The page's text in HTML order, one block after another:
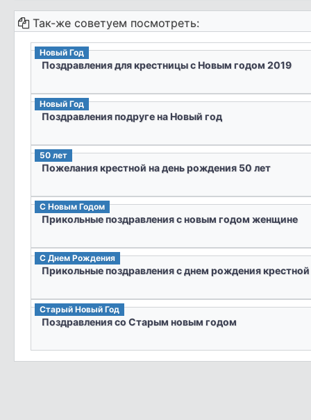
Так-же советуем посмотреть:
Новый Год
Поздравления для крестницы с Новым годом 2019
Новый Год
Поздравления подруге на Новый год
50 лет
Пожелания крестной на день рождения 50 лет
С Новым Годом
Прикольные поздравления с новым годом женщине
С Днем Рождения
Прикольные поздравления с днем рождения крестной
Старый Новый Год
Поздравления со Старым новым годом